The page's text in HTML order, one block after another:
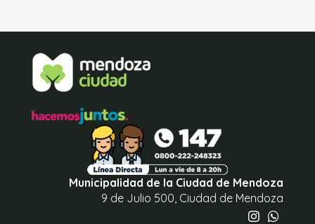
Municipalidad de la Ciudad de Mendoza
9 de Julio 500, Ciudad de Mendoza